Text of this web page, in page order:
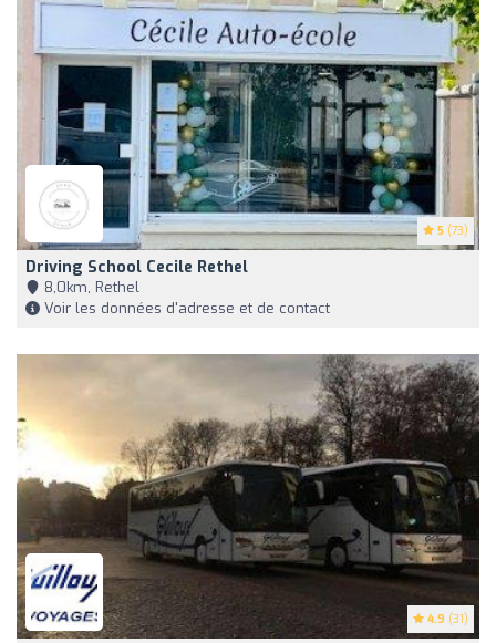
5 (73)
Driving School Cecile Rethel
8,0km, Rethel
Voir les données d'adresse et de contact
4.9 (31)